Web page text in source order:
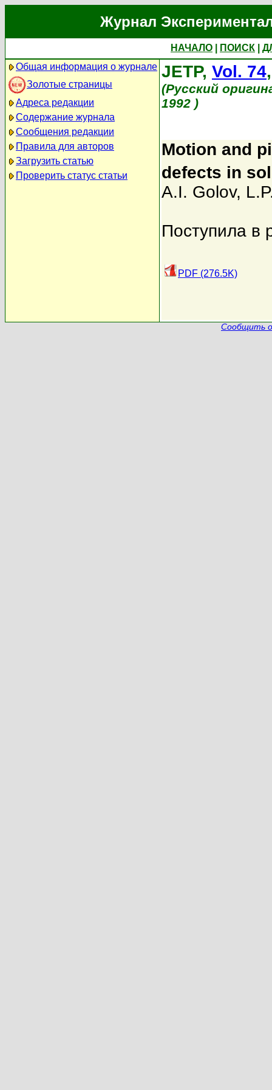
Журнал
НАЧАЛО ПОИСК
Общая информация о журнале
Золотые страницы
Адреса редакции
Содержание журнала
Сообщения редакции
Правила для авторов
Загрузить статью
Проверить статус статьи
JETP, Vol. 74
(Русский
1992 )
Motion and
defects in
A.I. Golov,
Поступила в
PDF (276.5K)
Сообщить о